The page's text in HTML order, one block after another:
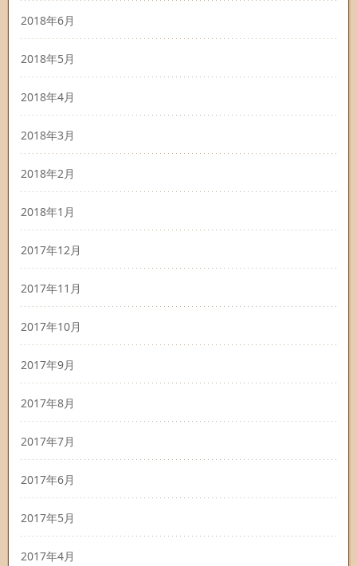
2018年6月
2018年5月
2018年4月
2018年3月
2018年2月
2018年1月
2017年12月
2017年11月
2017年10月
2017年9月
2017年8月
2017年7月
2017年6月
2017年5月
2017年4月